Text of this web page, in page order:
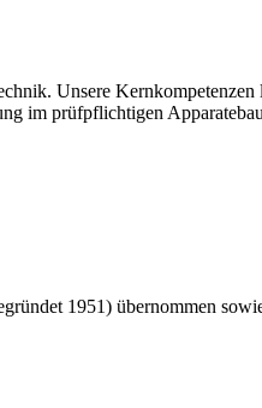
Unsere
im prüfpflichtigen
1951) übernommen